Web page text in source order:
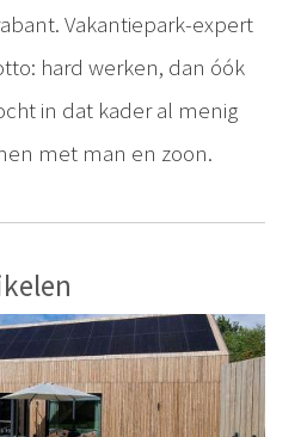
Vakantiepark-expert
hard werken, dan óók
in dat kader al menig
met man en zoon.